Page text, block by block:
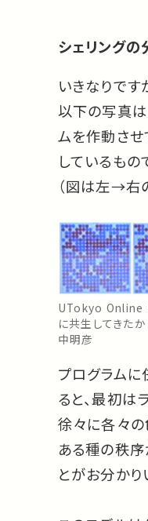
シェリング
いきなりです
以下の写真
ムを作動さ
しているもの
（図は左→右
UTokyo Online
に共生してきた
中明彦
プログラム
ると、最初は
徐々に各々の
ある種の秩
とがお分かり